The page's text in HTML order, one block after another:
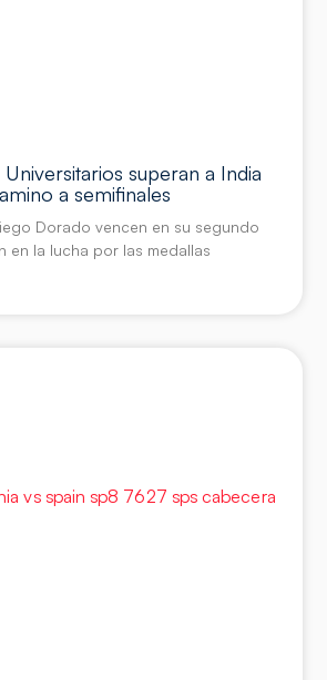
superan a India
a semifinales
Dorado vencen en su segundo
en la lucha por las medallas